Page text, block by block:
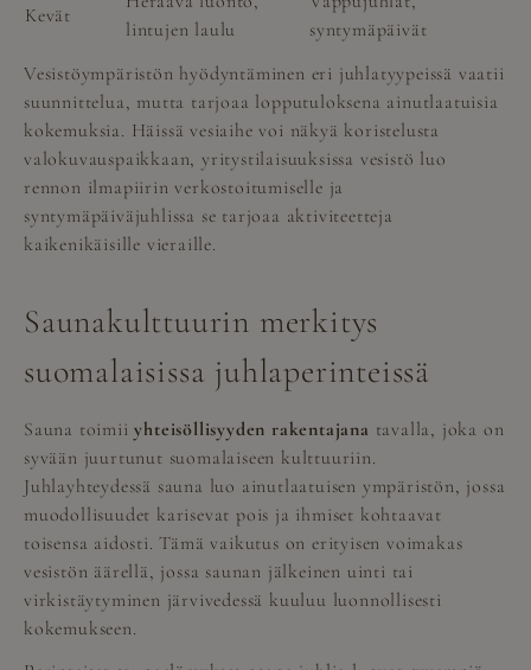
Kevät
lintujen laulu
syntymäpäivät
Vesistöympäristön hyödyntäminen eri juhlatyypeissä vaatii
suunnittelua, mutta tarjoaa lopputuloksena ainutlaatuisia
kokemuksia. Häissä vesiaihe voi näkyä koristelusta
valokuvauspaikkaan, yritystilaisuuksissa vesistö luo
rennon ilmapiirin verkostoitumiselle ja
syntymäpäiväjuhlissa se tarjoaa aktiviteetteja
kaikenikäisille vieraille.
Saunakulttuurin merkitys
suomalaisissa juhlaperinteissä
Sauna toimiiyhteisöllisyyden rakentajana tavalla, joka on
syvään juurtunut suomalaiseen kulttuuriin.
Juhlayhteydessä sauna luo ainutlaatuisen ympäristön, jossa
muodollisuudet karisevat pois ja ihmiset kohtaavat
toisensa aidosti. Tämä vaikutus on erityisen voimakas
vesistön äärellä, jossa saunan jälkeinen uinti tai
virkistäytyminen järvivedessä kuuluu luonnollisesti
kokemukseen.